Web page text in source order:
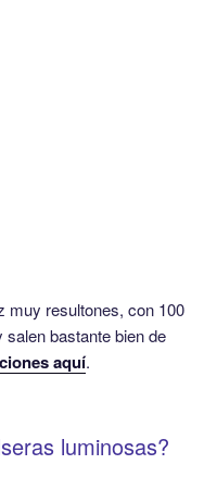
muy resultones, con 100
bastante bien de
aquí.
luminosas?